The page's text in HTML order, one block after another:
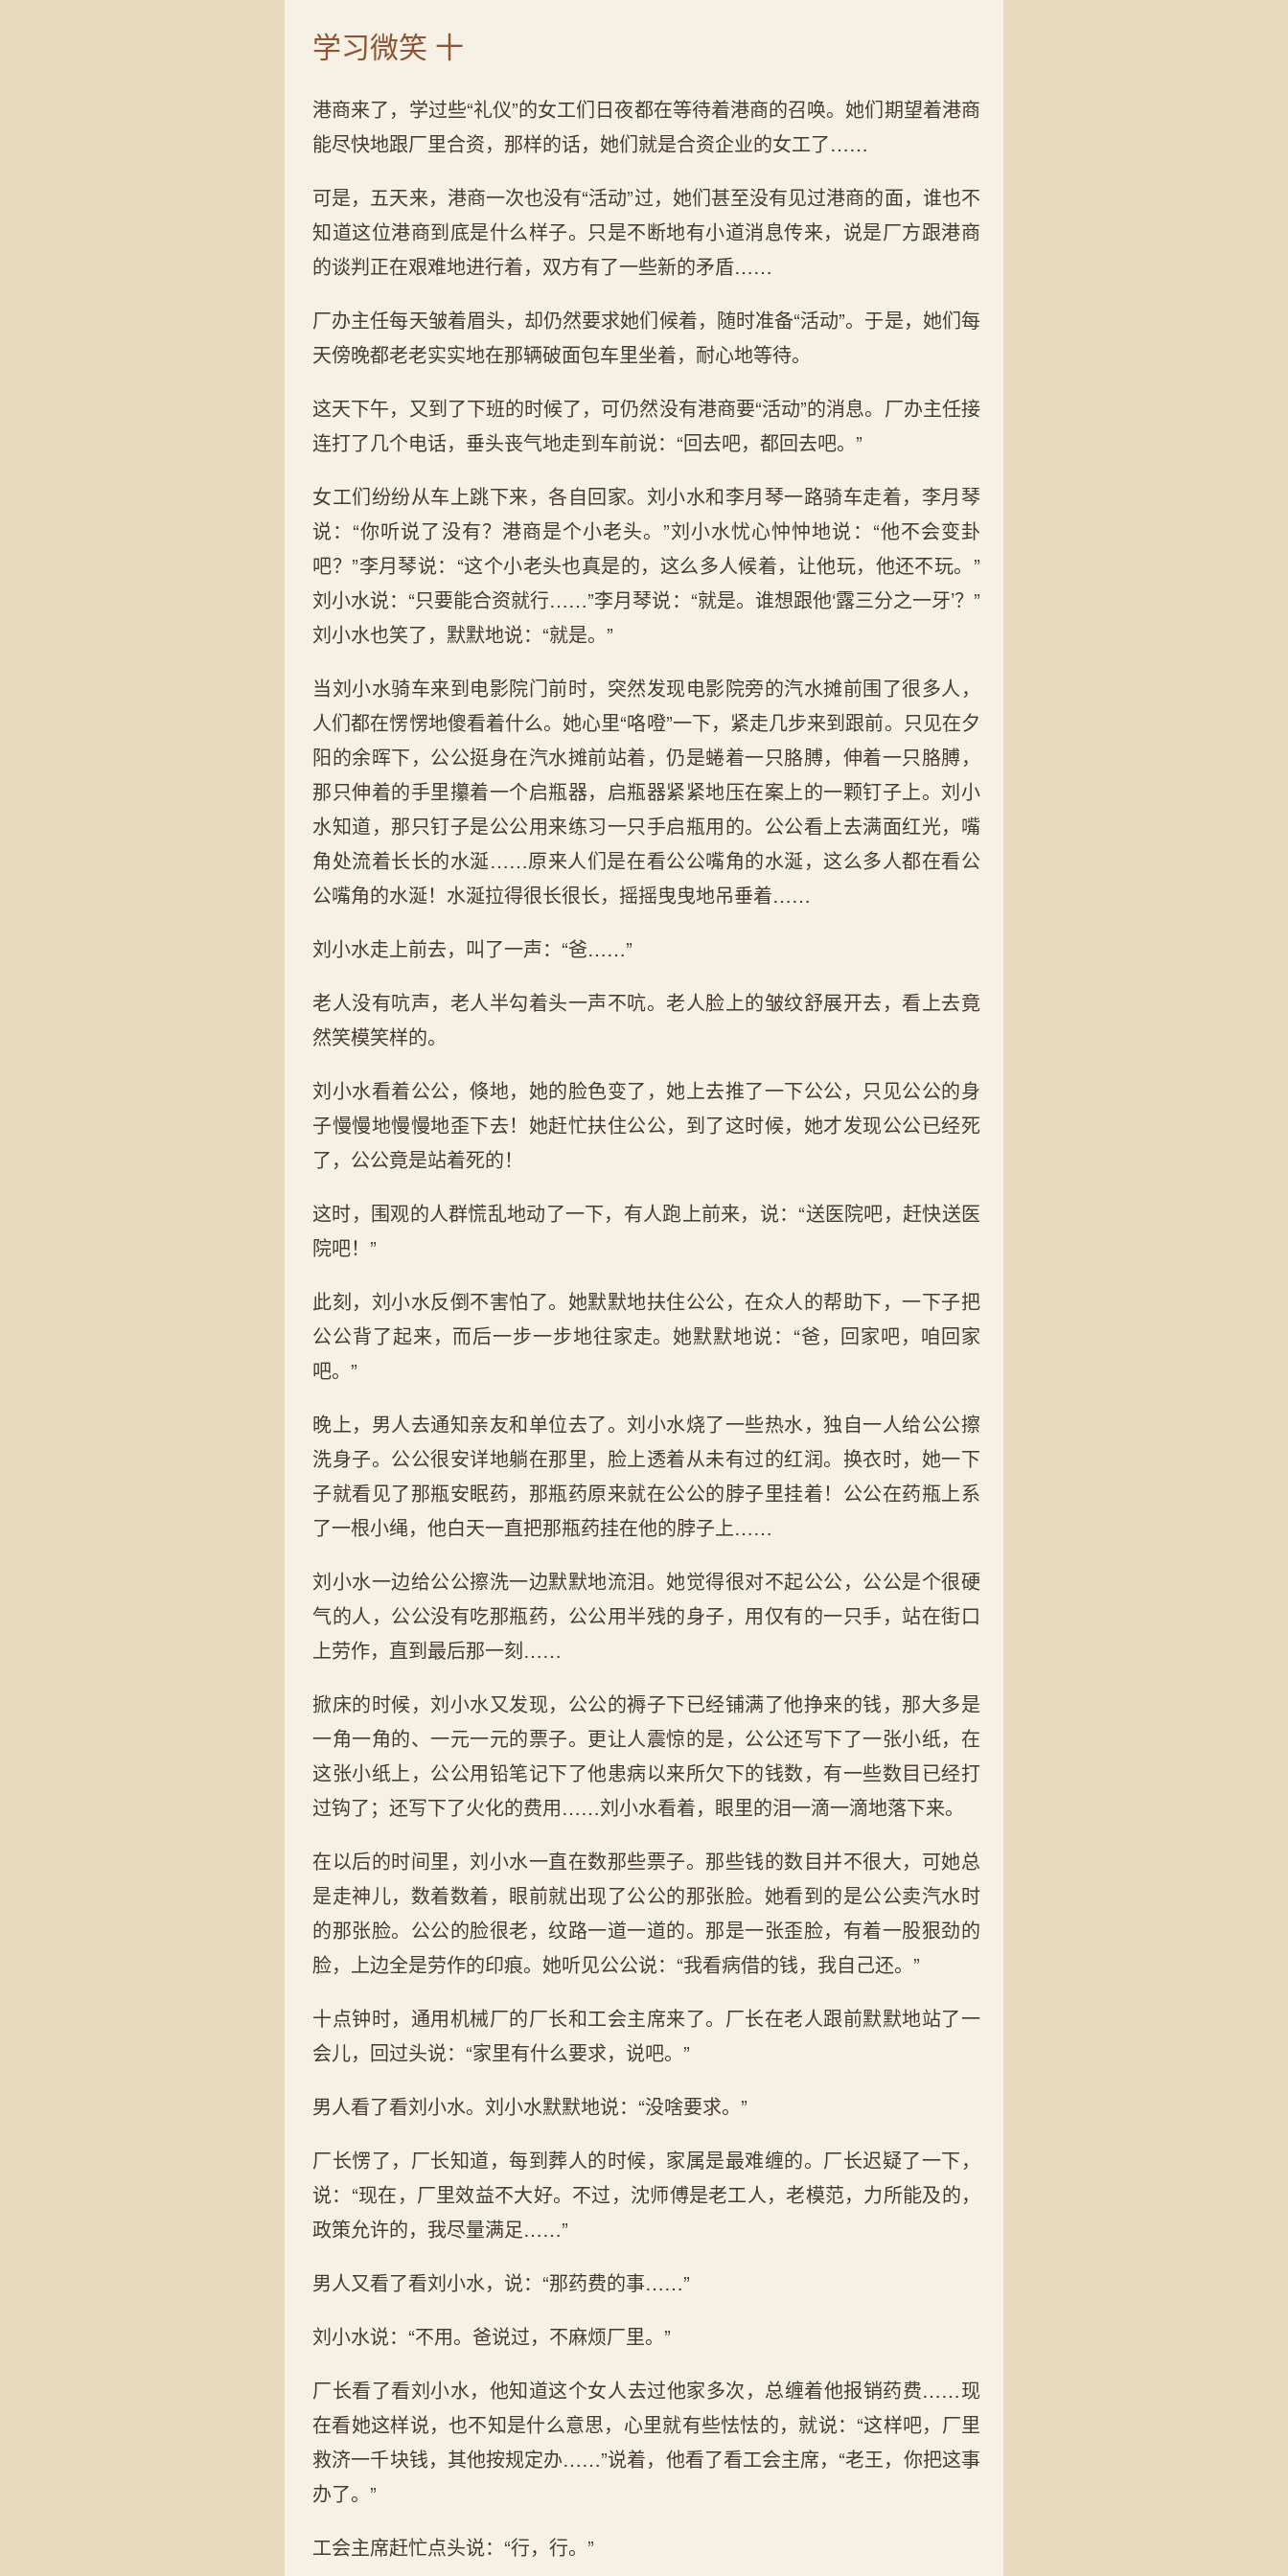
学习微笑 十
港商来了，学过些“礼仪”的女工们日夜都在等待着港商的召唤。她们期望着港商
能尽快地跟厂里合资，那样的话，她们就是合资企业的女工了……
可是，五天来，港商一次也没有“活动”过，她们甚至没有见过港商的面，谁也不
知道这位港商到底是什么样子。只是不断地有小道消息传来，说是厂方跟港商
的谈判正在艰难地进行着，双方有了一些新的矛盾……
厂办主任每天皱着眉头，却仍然要求她们候着，随时准备“活动”。于是，她们每
天傍晚都老老实实地在那辆破面包车里坐着，耐心地等待。
这天下午，又到了下班的时候了，可仍然没有港商要“活动”的消息。厂办主任接
连打了几个电话，垂头丧气地走到车前说：“回去吧，都回去吧。”
女工们纷纷从车上跳下来，各自回家。刘小水和李月琴一路骑车走着，李月琴
说：“你听说了没有？港商是个小老头。”刘小水忧心忡忡地说：“他不会变卦
吧？”李月琴说：“这个小老头也真是的，这么多人候着，让他玩，他还不玩。”
刘小水说：“只要能合资就行……”李月琴说：“就是。谁想跟他‘露三分之一牙’？”
刘小水也笑了，默默地说：“就是。”
当刘小水骑车来到电影院门前时，突然发现电影院旁的汽水摊前围了很多人，
人们都在愣愣地傻看着什么。她心里“咯噔”一下，紧走几步来到跟前。只见在夕
阳的余晖下，公公挺身在汽水摊前站着，仍是蜷着一只胳膊，伸着一只胳膊，
那只伸着的手里攥着一个启瓶器，启瓶器紧紧地压在案上的一颗钉子上。刘小
水知道，那只钉子是公公用来练习一只手启瓶用的。公公看上去满面红光，嘴
角处流着长长的水涎……原来人们是在看公公嘴角的水涎，这么多人都在看公
公嘴角的水涎！水涎拉得很长很长，摇摇曳曳地吊垂着……
刘小水走上前去，叫了一声：“爸……”
老人没有吭声，老人半勾着头一声不吭。老人脸上的皱纹舒展开去，看上去竟
然笑模笑样的。
刘小水看着公公，倏地，她的脸色变了，她上去推了一下公公，只见公公的身
子慢慢地慢慢地歪下去！她赶忙扶住公公，到了这时候，她才发现公公已经死
了，公公竟是站着死的！
这时，围观的人群慌乱地动了一下，有人跑上前来，说：“送医院吧，赶快送医
院吧！”
此刻，刘小水反倒不害怕了。她默默地扶住公公，在众人的帮助下，一下子把
公公背了起来，而后一步一步地往家走。她默默地说：“爸，回家吧，咱回家
吧。”
晚上，男人去通知亲友和单位去了。刘小水烧了一些热水，独自一人给公公擦
洗身子。公公很安详地躺在那里，脸上透着从未有过的红润。换衣时，她一下
子就看见了那瓶安眠药，那瓶药原来就在公公的脖子里挂着！公公在药瓶上系
了一根小绳，他白天一直把那瓶药挂在他的脖子上……
刘小水一边给公公擦洗一边默默地流泪。她觉得很对不起公公，公公是个很硬
气的人，公公没有吃那瓶药，公公用半残的身子，用仅有的一只手，站在街口
上劳作，直到最后那一刻……
掀床的时候，刘小水又发现，公公的褥子下已经铺满了他挣来的钱，那大多是
一角一角的、一元一元的票子。更让人震惊的是，公公还写下了一张小纸，在
这张小纸上，公公用铅笔记下了他患病以来所欠下的钱数，有一些数目已经打
过钩了；还写下了火化的费用……刘小水看着，眼里的泪一滴一滴地落下来。
在以后的时间里，刘小水一直在数那些票子。那些钱的数目并不很大，可她总
是走神儿，数着数着，眼前就出现了公公的那张脸。她看到的是公公卖汽水时
的那张脸。公公的脸很老，纹路一道一道的。那是一张歪脸，有着一股狠劲的
脸，上边全是劳作的印痕。她听见公公说：“我看病借的钱，我自己还。”
十点钟时，通用机械厂的厂长和工会主席来了。厂长在老人跟前默默地站了一
会儿，回过头说：“家里有什么要求，说吧。”
男人看了看刘小水。刘小水默默地说：“没啥要求。”
厂长愣了，厂长知道，每到葬人的时候，家属是最难缠的。厂长迟疑了一下，
说：“现在，厂里效益不大好。不过，沈师傅是老工人，老模范，力所能及的，
政策允许的，我尽量满足……”
男人又看了看刘小水，说：“那药费的事……”
刘小水说：“不用。爸说过，不麻烦厂里。”
厂长看了看刘小水，他知道这个女人去过他家多次，总缠着他报销药费……现
在看她这样说，也不知是什么意思，心里就有些怯怯的，就说：“这样吧，厂里
救济一千块钱，其他按规定办……”说着，他看了看工会主席，“老王，你把这事
办了。”
工会主席赶忙点头说：“行，行。”